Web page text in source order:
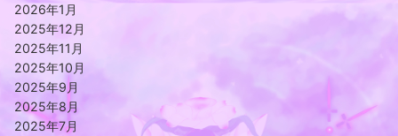
2026年1月
2025年12月
2025年11月
2025年10月
2025年9月
2025年8月
2025年7月